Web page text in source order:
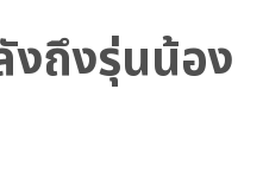
ถึงรุ่นน้อง